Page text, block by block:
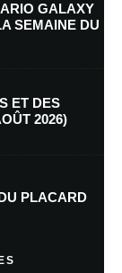
le navigateur pour
mail.
GALAXY
SEMAINE DU
ET DES
2026)
PLACARD